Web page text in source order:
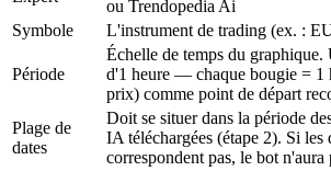
ou Trendopedia Ai
Symbole
L'instrument de trading (ex. :
Période
Échelle de temps du
d'1 heure — chaque bougie = 1
prix) comme point de départ
Plage de
dates
Doit se situer dans la période
IA téléchargées (étape 2). Si les
correspondent pas, le bot